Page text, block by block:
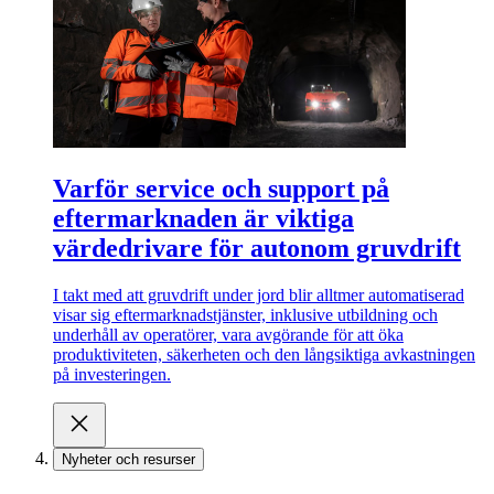
Varför service och support på
eftermarknaden är viktiga
värdedrivare för autonom gruvdrift
I takt med att gruvdrift under jord blir alltmer automatiserad
visar sig eftermarknadstjänster, inklusive utbildning och
underhåll av operatörer, vara avgörande för att öka
produktiviteten, säkerheten och den långsiktiga avkastningen
på investeringen.
Nyheter och resurser